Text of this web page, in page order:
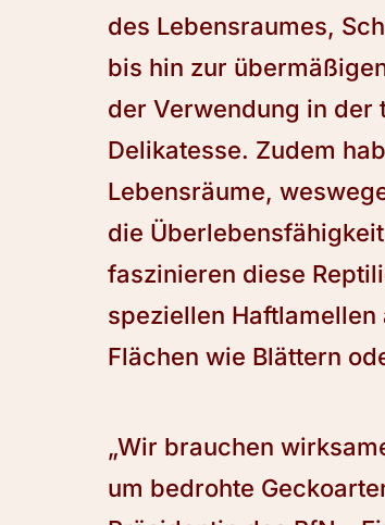
des Lebensraumes,
bis hin zur
der Verwendung in der
Delikatesse. Zudem
Lebensräume,
die
faszinieren diese
speziellen
Flächen wie Blättern
„Wir brauchen
um bedrohte